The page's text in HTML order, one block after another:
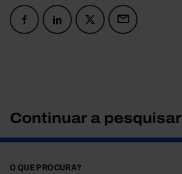
Continuar a pesquisar
O QUE PROCURA?